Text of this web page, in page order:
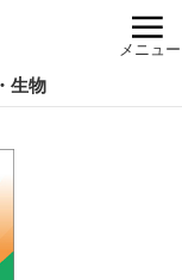
メニュー
生物